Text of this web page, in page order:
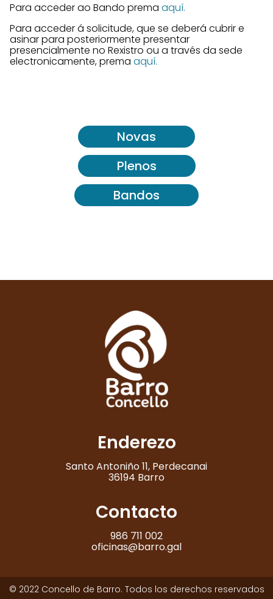
Para acceder ao Bando prema aquí.
Para acceder á solicitude, que se deberá cubrir e
asinar para posteriormente presentar
presencialmente no Rexistro ou a través da sede
electronicamente, prema aquí.
Novas
Plenos
Bandos
Enderezo
Santo Antoniño 11, Perdecanai
36194 Barro
Contacto
986 711 002
oficinas@barro.gal
© 2022 Concello de Barro. Todos los derechos reservados